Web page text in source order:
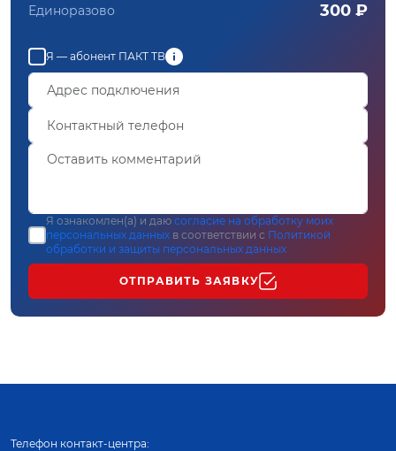
Единоразово 300 ₽
Я — абонент ПАКТ ТВ
Я ознакомлен(а) и даю согласие на обработку моих
персональных данных в соответствии с Политикой
обработки и защиты персональных данных
ОТПРАВИТЬ ЗАЯВКУ
Телефон контакт-центра: